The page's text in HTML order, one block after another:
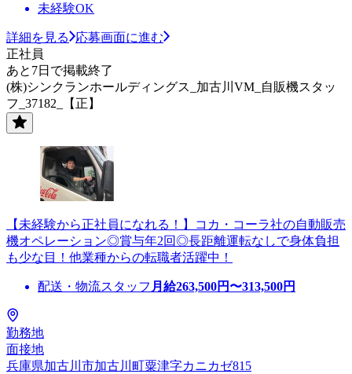
未経験OK
詳細を見る
応募画面に進む
正社員
あと7日で掲載終了
(株)シンクランホールディングス_加古川VM_自販機スタッ
フ_37182_【正】
【未経験から正社員になれる！】コカ・コーラ社の自動販売
機オペレーション◎賞与年2回◎長距離運転なしで身体負担
も少な目！他業種からの転職者活躍中！
配送・物流スタッフ 月給263,500円〜313,500円
勤務地
面接地
兵庫県加古川市加古川町粟津字カニカゼ815